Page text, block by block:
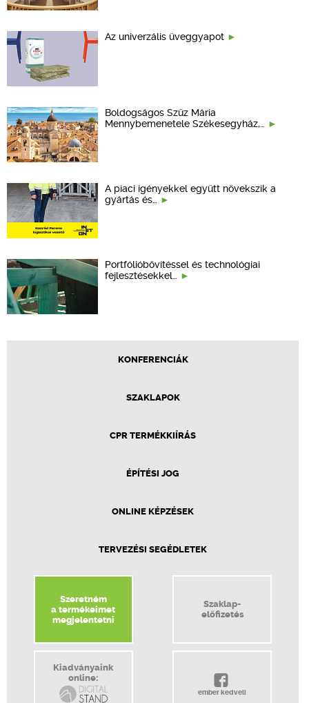
Az univerzális üveggyapot
Boldogságos Szűz Mária
Mennybemenetele Székesegyház,…
A piaci igényekkel együtt növekszik a
gyártás és…
Portfólióbővítéssel és technológiai
fejlesztésekkel…
KONFERENCIÁK
SZAKLAPOK
CPR TERMÉKKIÍRÁS
ÉPÍTÉSI JOG
ONLINE KÉPZÉSEK
TERVEZÉSI SEGÉDLETEK
Szeretném
a termékeimet
megjelentetni
Szaklap-
előfizetés
Kiadványaink
online:
ember kedveli